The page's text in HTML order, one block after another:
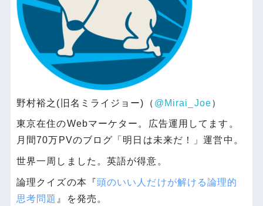
野村裕之(旧名ミライジョー)（ @Mirai_Joe）
東京在住のWebマーケター。広告運用してます。
月間70万PVのブログ「明日は未来だ！」運営中。
世界一周しました。英語が得意。
論理クイズの本『頭のいい人だけが解ける論理的
思考問題 』を発売。